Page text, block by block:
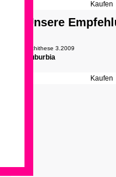
Unsere
archithese 3.2009
Suburbia